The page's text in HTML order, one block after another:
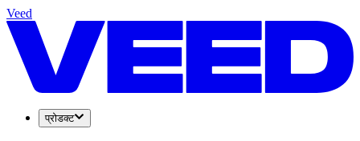
Veed
प्रोडक्ट